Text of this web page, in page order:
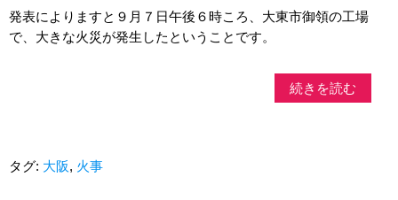
発表によりますと９月７日午後６時ころ、大東市御領の工場
で、大きな火災が発生したということです。
続きを読む
タグ: 大阪, 火事